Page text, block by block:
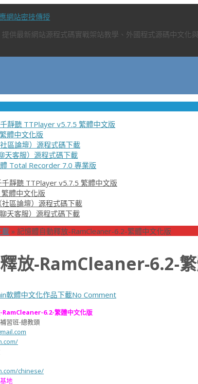
網站密技傳授
供最新網站源程式碼實戰架站教學、外國程式源碼中文
千靜聽 TTPlayer v5.7.5 繁體中文版
體中文化版
區論壇）源程式碼下載
天客服）源程式碼下載
Total Recorder 7.0 專業版
千靜聽 TTPlayer v5.7.5 繁體中文版
體中文化版
區論壇）源程式碼下載
天客服）源程式碼下載
載 » 記憶體自動釋放-RamCleaner-6.2-繁體中文化版
放-RamCleaner-6.2-
軟體中文化作品下載No Comment
RamCleaner-6.2-繁體中文化版
習班-總教頭
chinese/
地